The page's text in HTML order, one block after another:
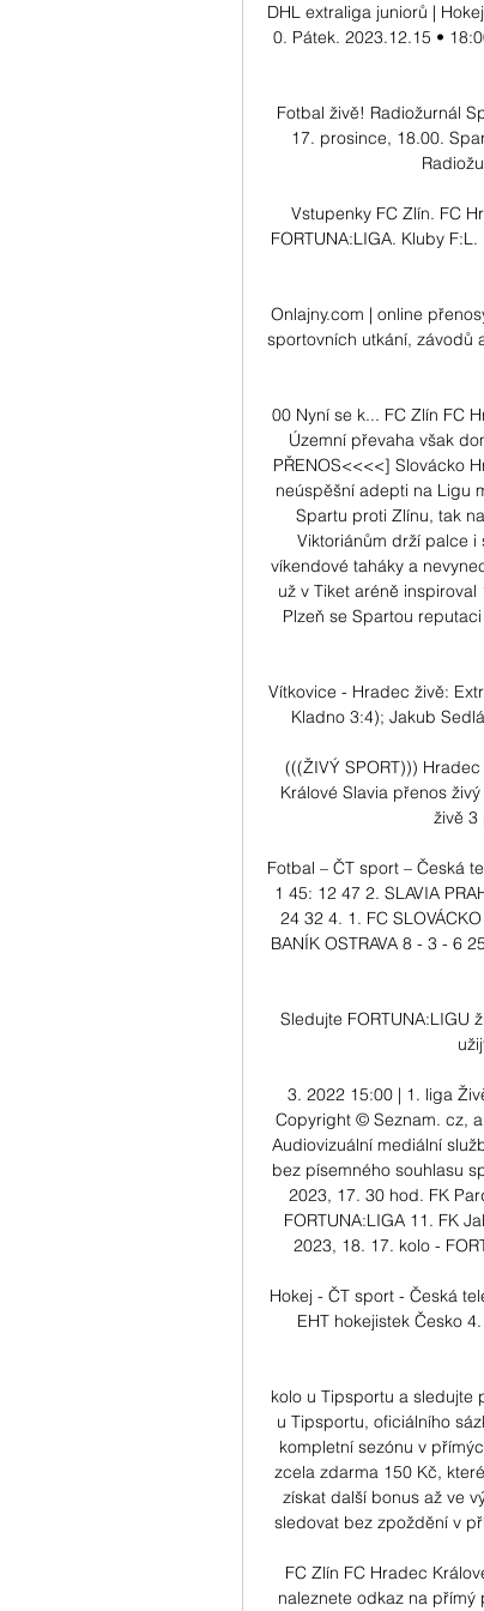
DHL extraliga juniorů |
0. Pátek. 2023.12.15 •
Fotbal živě! Radiožurnál
17. prosince, 18.00.
Vstupenky FC Zlín. FC
FORTUNA:LIGA. Kluby
Onlajny.com | online
sportovních utkání, závodů
00 Nyní se k... FC Zlín FC
Územní převaha však
PŘENOS<<<<] Slovácko
neúspěšní adepti na Ligu
Spartu proti Zlínu, tak
Viktoriánům drží palce i
víkendové taháky a
už v Tiket aréně
Plzeň se Spartou
Vítkovice - Hradec živě:
Kladno 3:4); Jakub
(((ŽIVÝ SPORT)))
Králové Slavia přenos
živě 3
Fotbal – ČT sport – Česká
1 45: 12 47 2. SLAVIA
24 32 4. 1. FC
BANÍK OSTRAVA 8 - 3 - 6
Sledujte FORTUNA:LIGU
3. 2022 15:00 | 1. liga
Copyright © Seznam. cz,
Audiovizuální mediální
bez písemného souhlasu
2023, 17. 30 hod. FK
FORTUNA:LIGA 11. FK
2023, 18. 17. kolo -
Hokej - ČT sport - Česká
EHT hokejistek Česko
kolo u Tipsportu a sledujte
u Tipsportu, oficiálního
kompletní sezónu v
zcela zdarma 150 Kč,
získat další bonus až ve
sledovat bez zpoždění v
FC Zlín FC Hradec
naleznete odkaz na